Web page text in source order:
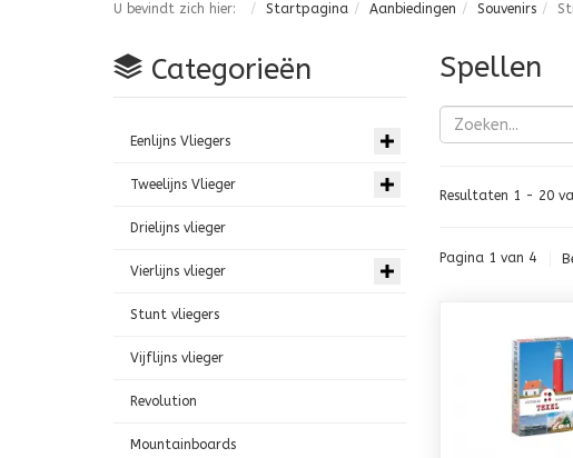
U bevindt zich hier: Startpagina Aanbiedingen Souvenirs
Spellen
Resultaten 1 - 20
Pagina 1 van 4
Categorieën
Eenlijns Vliegers
Tweelijns Vlieger
Drielijns vlieger
Vierlijns vlieger
Stunt vliegers
Vijflijns vlieger
Revolution
Mountainboards